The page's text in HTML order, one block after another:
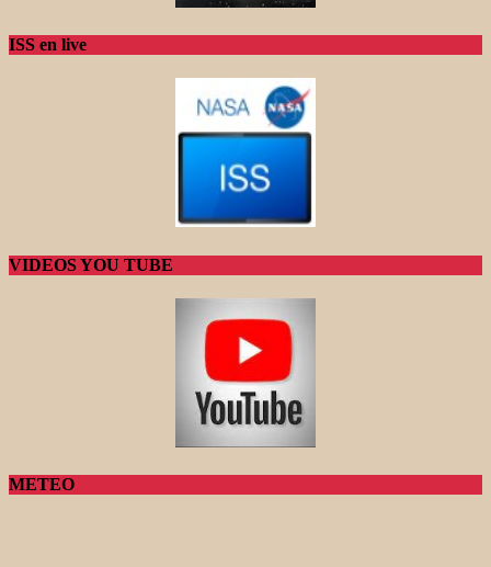
ISS en live
VIDEOS YOU TUBE
METEO